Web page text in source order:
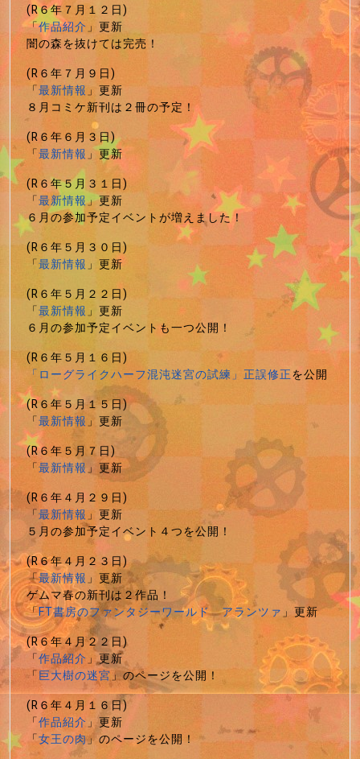
(R６年７月１２日)
「作品紹介」更新
闇の森を抜けては完売！
(R６年７月９日)
「最新情報」更新
８月コミケ新刊は２冊の予定！
(R６年６月３日)
「最新情報」更新
(R６年５月３１日)
「最新情報」更新
６月の参加予定イベントが増えました！
(R６年５月３０日)
「最新情報」更新
(R６年５月２２日)
「最新情報」更新
６月の参加予定イベントも一つ公開！
(R６年５月１６日)
「ローグライクハーフ混沌迷宮の試練」正誤修正を公開
(R６年５月１５日)
「最新情報」更新
(R６年５月７日)
「最新情報」更新
(R６年４月２９日)
「最新情報」更新
５月の参加予定イベント４つを公開！
(R６年４月２３日)
「最新情報」更新
ゲムマ春の新刊は２作品！
「FT書房のファンタジーワールド アランツァ」更新
(R６年４月２２日)
「作品紹介」更新
「巨大樹の迷宮」のページを公開！
(R６年４月１６日)
「作品紹介」更新
「女王の肉」のページを公開！